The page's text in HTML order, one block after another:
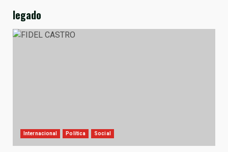
legado
Internacional Política Social